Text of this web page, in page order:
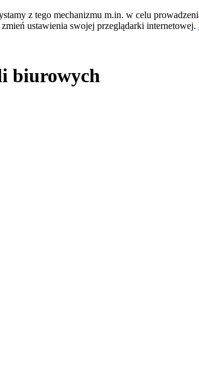
z tego mechanizmu m.in. w celu
ustawienia swojej przeglądarki internetowej.
biurowych